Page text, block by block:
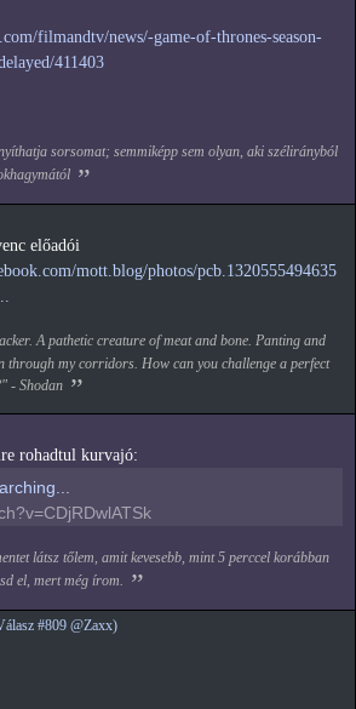
filmandtv/news/-game-of-thrones-season-
411403
sorsomat; semmiképp sem olyan, aki szélirányból
előadói
mott.blog/photos/pcb.1320555494635
A pathetic creature of meat and bone. Panting and
through my corridors. How can you challenge a perfect
- Shodan
rohadtul kurvajó:
látsz tőlem, amit kevesebb, mint 5 perccel korábban
el, mert még írom.
#809 @Zaxx)